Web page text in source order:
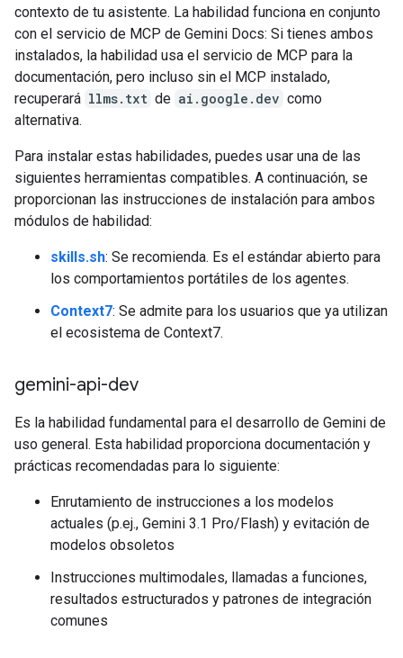
contexto de tu asistente. La habilidad funciona en conjunto
con el servicio de MCP de Gemini Docs: Si tienes ambos
instalados, la habilidad usa el servicio de MCP para la
documentación, pero incluso sin el MCP instalado,
recuperará llms.txt de ai.google.dev como
alternativa.
Para instalar estas habilidades, puedes usar una de las
siguientes herramientas compatibles. A continuación, se
proporcionan las instrucciones de instalación para ambos
módulos de habilidad:
skills.sh: Se recomienda. Es el estándar abierto para
los comportamientos portátiles de los agentes.
Context7: Se admite para los usuarios que ya utilizan
el ecosistema de Context7.
gemini-api-dev
Es la habilidad fundamental para el desarrollo de Gemini de
uso general. Esta habilidad proporciona documentación y
prácticas recomendadas para lo siguiente:
Enrutamiento de instrucciones a los modelos
actuales (p.ej., Gemini 3.1 Pro/Flash) y evitación de
modelos obsoletos
Instrucciones multimodales, llamadas a funciones,
resultados estructurados y patrones de integración
comunes